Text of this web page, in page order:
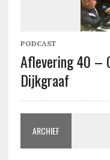
PODCAST
Aflevering 40 –
Dijkgraaf
ARCHIEF